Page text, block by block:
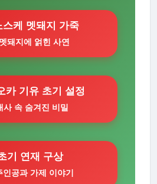
케 멧돼지 가죽
돼지에 얽힌 사연
카 기유 초기 설정
사 속 숨겨진 비밀
기 연재 구상
인공과 가제 이야기